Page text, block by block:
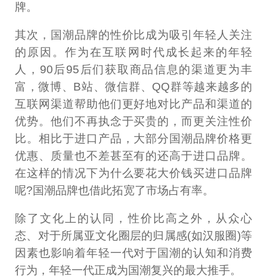
牌。
其次，国潮品牌的性价比成为吸引年轻人关注
的原因。作为在互联网时代成长起来的年轻
人，90后95后们获取商品信息的渠道更为丰
富，微博、B站、微信群、QQ群等越来越多的
互联网渠道帮助他们更好地对比产品和渠道的
优势。他们不再执念于买贵的，而更关注性价
比。相比于进口产品，大部分国潮品牌价格更
优惠、质量也不差甚至有的还高于进口品牌。
在这样的情况下为什么要花大价钱买进口品牌
呢?国潮品牌也借此拓宽了市场占有率。
除了文化上的认同，性价比高之外，从众心
态、对于所属亚文化圈层的归属感(如汉服圈)等
因素也影响着年轻一代对于国潮的认知和消费
行为，年轻一代正成为国潮复兴的最大推手。